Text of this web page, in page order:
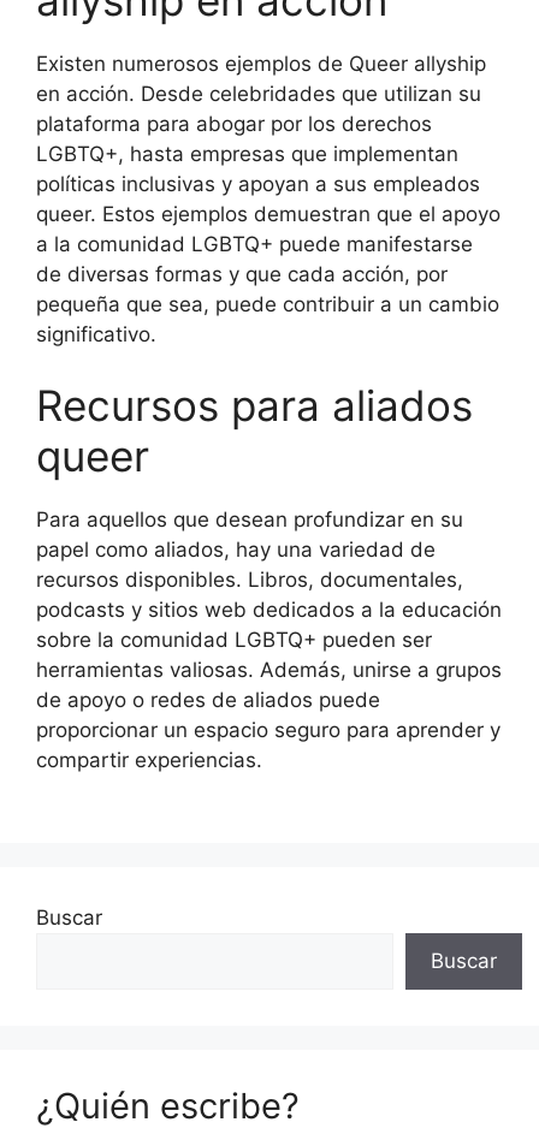
Existen numerosos ejemplos de Queer allyship
en acción. Desde celebridades que utilizan su
plataforma para abogar por los derechos
LGBTQ+, hasta empresas que implementan
políticas inclusivas y apoyan a sus empleados
queer. Estos ejemplos demuestran que el apoyo
a la comunidad LGBTQ+ puede manifestarse
de diversas formas y que cada acción, por
pequeña que sea, puede contribuir a un cambio
significativo.
Recursos para aliados
queer
Para aquellos que desean profundizar en su
papel como aliados, hay una variedad de
recursos disponibles. Libros, documentales,
podcasts y sitios web dedicados a la educación
sobre la comunidad LGBTQ+ pueden ser
herramientas valiosas. Además, unirse a grupos
de apoyo o redes de aliados puede
proporcionar un espacio seguro para aprender y
compartir experiencias.
Buscar
Buscar
¿Quién escribe?